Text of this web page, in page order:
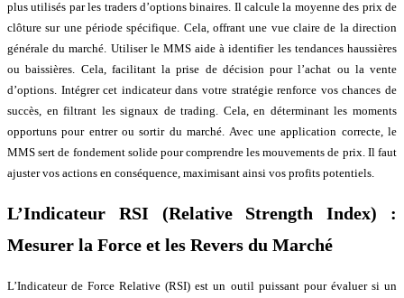
plus utilisés par les traders d’options binaires. Il calcule la moyenne des prix de
clôture sur une période spécifique. Cela, offrant une vue claire de la direction
générale du marché. Utiliser le MMS aide à identifier les tendances haussières
ou baissières. Cela, facilitant la prise de décision pour l’achat ou la vente
d’options. Intégrer cet indicateur dans votre stratégie renforce vos chances de
succès, en filtrant les signaux de trading. Cela, en déterminant les moments
opportuns pour entrer ou sortir du marché. Avec une application correcte, le
MMS sert de fondement solide pour comprendre les mouvements de prix. Il faut
ajuster vos actions en conséquence, maximisant ainsi vos profits potentiels.
L’Indicateur RSI (Relative Strength Index) :
Mesurer la Force et les Revers du Marché
L’Indicateur de Force Relative (RSI) est un outil puissant pour évaluer si un